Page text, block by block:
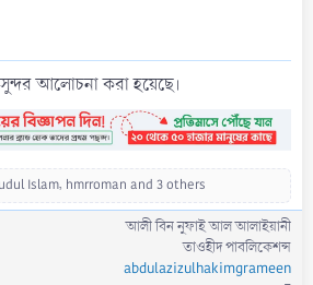
আলোচনা করা হয়েছে।
Islam, hmrroman and 3 others
আলী বিন নুফাই আল আলাইয়ানী
তাওহীদ পাবলিকেশন্স
abdulazizulhakimgrameen